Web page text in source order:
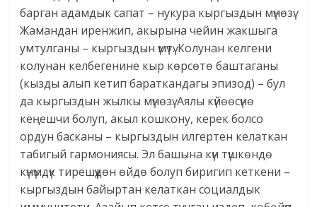
барган адамдык сапат – нукура кыргыздын мүнөзү.
Жамандан иренжип, акырына чейин жакшыга
умтулганы – кыргыздын үмүтү. Колунан келгени
колунан келбегенине кыр көрсөтө баштаганы
(кызды алып кетип бараткандагы эпизод) – бул
да кыргыздын жылкы мүнөзү. Аялы күйөөсүнө
кеңешчи болуп, акыл кошкону, керек болсо
ордун басканы – кыргыздын илгертен келаткан
табигый гармониясы. Эл башына күн түшкөндө
күнүмдүк тирешүүдөн өйдө болуп биригип кеткени –
кыргыздын байыртан келаткан социалдык